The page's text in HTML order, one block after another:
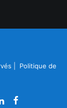
| Politique de